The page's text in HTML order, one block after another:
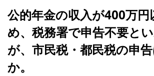
公的年金の収入が400万円
め、税務署で申告不要と
が、市民税・都民税の申
か。